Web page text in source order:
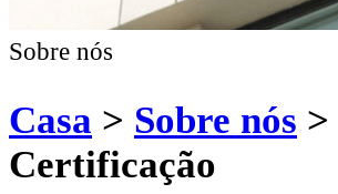
Sobre nós
Casa > Sobre nós >
Certificação